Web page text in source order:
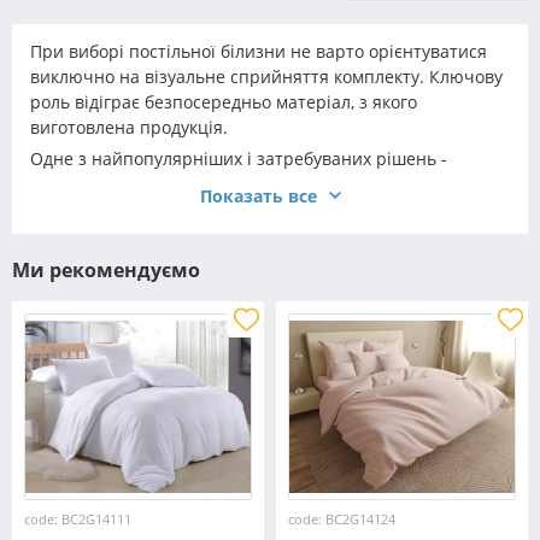
При виборі постільної білизни не варто орієнтуватися
виключно на візуальне сприйняття комплекту. Ключову
роль відіграє безпосередньо матеріал, з якого
виготовлена продукція.
Одне з найпопулярніших і затребуваних рішень -
білизна - універсальна, комфортна і практична. При
Показать все
Ми рекомендуємо
code: BC2G14111 code: BC2G14124